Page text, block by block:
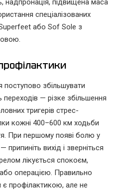
надпронація, підвищена маса
спеціалізованих
або Sof Sole з
збільшувати
переходів — різке збільшення
тригерів стрес-
кожні 400–600 км ходьби
При першому появі болю у
вихід і зверніться
лікується спокоєм,
операцією. Правильно
є профілактикою, але не